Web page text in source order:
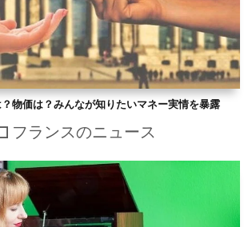
物価は？みんなが知りたいマネー実情を暴露
フランスのニュース